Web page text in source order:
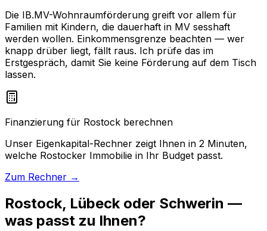
Die IB.MV-Wohnraumförderung greift vor allem für
Familien mit Kindern, die dauerhaft in MV sesshaft
werden wollen. Einkommensgrenze beachten — wer
knapp drüber liegt, fällt raus. Ich prüfe das im
Erstgespräch, damit Sie keine Förderung auf dem Tisch
lassen.
Finanzierung für Rostock berechnen
Unser Eigenkapital-Rechner zeigt Ihnen in 2 Minuten,
welche Rostocker Immobilie in Ihr Budget passt.
Zum Rechner →
Rostock, Lübeck oder Schwerin —
was passt zu Ihnen?